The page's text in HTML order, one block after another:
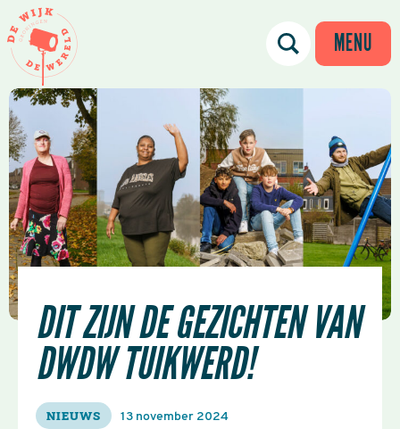
MENU
DIT ZIJN DE GEZICHTEN VAN
DWDW TUIKWERD!
NIEUWS 13 november 2024